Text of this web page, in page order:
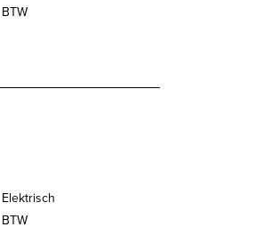
BTW
Elektrisch
BTW